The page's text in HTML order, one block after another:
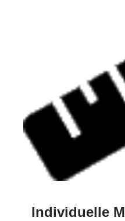
Individuelle